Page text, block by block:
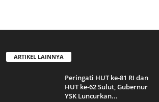
ARTIKEL LAINNYA
Peringati HUT ke-81 RI dan
HUT ke-62 Sulut, Gubernur
YSK Luncurkan...